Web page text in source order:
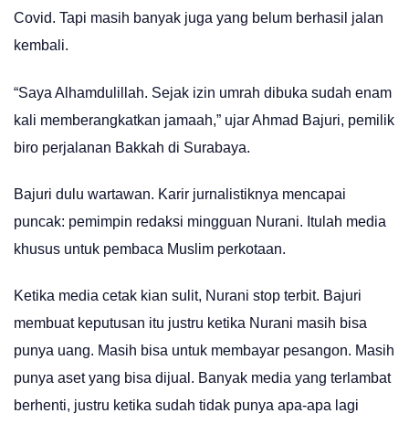
Covid. Tapi masih banyak juga yang belum berhasil jalan
kembali.
“Saya Alhamdulillah. Sejak izin umrah dibuka sudah enam
kali memberangkatkan jamaah,” ujar Ahmad Bajuri, pemilik
biro perjalanan Bakkah di Surabaya.
Bajuri dulu wartawan. Karir jurnalistiknya mencapai
puncak: pemimpin redaksi mingguan Nurani. Itulah media
khusus untuk pembaca Muslim perkotaan.
Ketika media cetak kian sulit, Nurani stop terbit. Bajuri
membuat keputusan itu justru ketika Nurani masih bisa
punya uang. Masih bisa untuk membayar pesangon. Masih
punya aset yang bisa dijual. Banyak media yang terlambat
berhenti, justru ketika sudah tidak punya apa-apa lagi